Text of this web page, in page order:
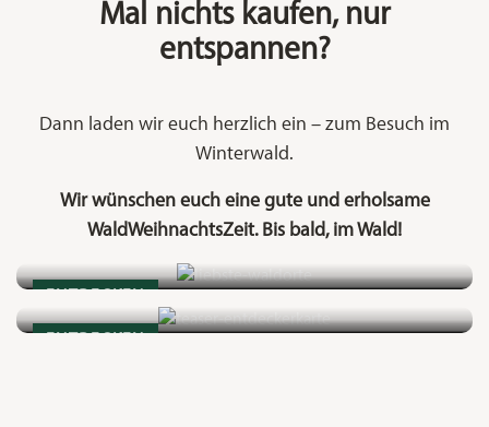
Mal nichts kaufen, nur
entspannen?
Dann laden wir euch herzlich ein – zum Besuch im
Winterwald.
Wir wünschen euch eine gute und erholsame
WaldWeihnachtsZeit. Bis bald, im Wald!
Lieblingsorte unserer Mitarbeiterinnen und
Mitarbeiter als Inspiration
ENTDECKERKARTE
Entdeckt Mecklenburg-Vorpommerns Natur in ihrer
ganzen Vielfalt